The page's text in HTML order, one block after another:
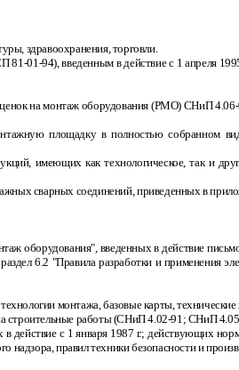
здравоохранения, торговли.
81-01-94), введенным в действие с 1 апреля
на монтаж оборудования (РМО) СНиП 4.06-
площадку в полностью собранном
имеющих как технологическое, так и
сварных соединений, приведенных в
оборудования", введенных в действие
6.2 "Правила разработки и применения
монтажа, базовые карты,
строительные работы (СНиП 4.02-91; СНиП 4.05
с 1 января 1987 г.; действующих
надзора, правил техники безопасности и